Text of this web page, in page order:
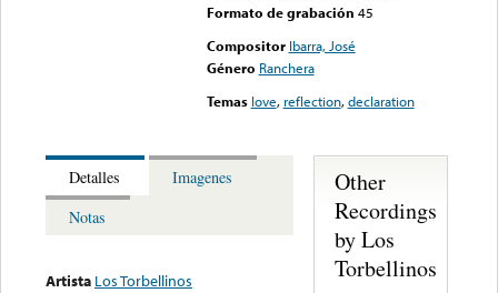
Formato de grabación 45
Compositor Ibarra, José
Género Ranchera
Temas love, reflection,declaration
Detalles
Imagenes
Notas
Artista Los Torbellinos
Other
Recordings
by Los
Torbellinos